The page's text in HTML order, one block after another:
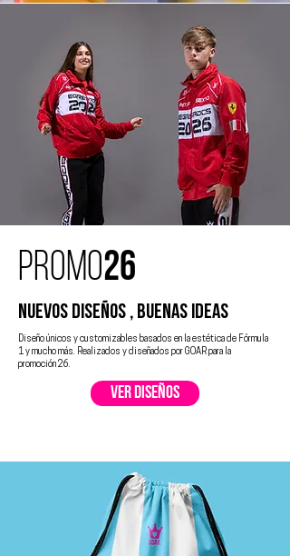
promo26
nuevos diseños , buenas ideas
Diseño únicos y customizables basados en la estética de Fórmula
1 y mucho más. Realizados y diseñados por GOAR para la
promoción 26.
ver diseños